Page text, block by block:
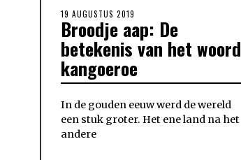
POSTED
ON
19 AUGUSTUS 2019
Broodje aap: De
betekenis van het woord
kangoeroe
In de gouden eeuw werd de wereld
een stuk groter. Het ene land na het
andere